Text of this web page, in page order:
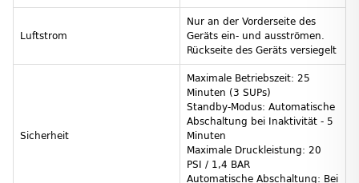
Luftstrom
Nur an der Vorderseite des
Geräts ein- und ausströmen.
Rückseite des Geräts versiegelt
Sicherheit
Maximale Betriebszeit: 25
Minuten (3 SUPs)
Standby-Modus: Automatische
Abschaltung bei Inaktivität - 5
Minuten
Maximale Druckleistung: 20
PSI / 1,4 BAR
Automatische Abschaltung: Bei